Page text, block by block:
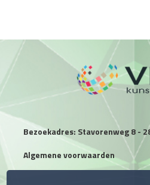
Bezoekadres: Stavorenweg 8 -
Algemene voorwaarden